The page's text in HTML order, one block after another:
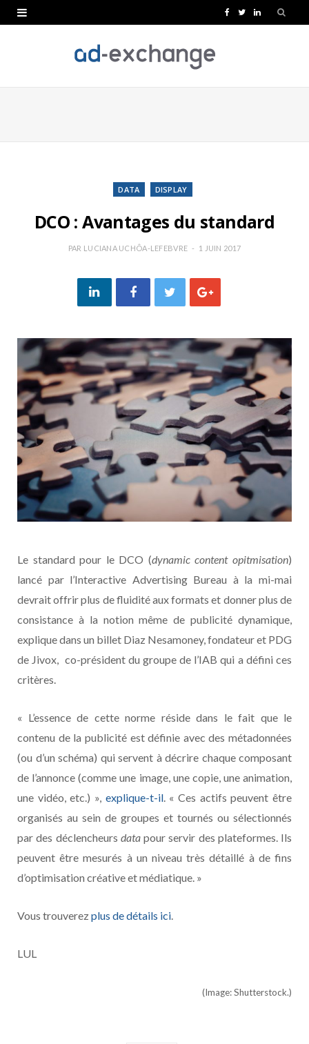
e
T
t
L
k
DATA DISPLAY
DCO : Avantages du standard
PAR LUCIANA UCHÔA-LEFEBVRE 1 JUIN 2017
Le standard pour le DCO (dynamic content opitmisation)
lancé par l’Interactive Advertising Bureau à la mi-mai
devrait offrir plus de fluidité aux formats et donner plus de
consistance à la notion même de publicité dynamique,
explique dans un billet Diaz Nesamoney, fondateur et PDG
de Jivox, co-président du groupe de l’IAB qui a défini ces
critères.
« L’essence de cette norme réside dans le fait que le
contenu de la publicité est définie avec des métadonnées
(ou d’un schéma) qui servent à décrire chaque composant
de l’annonce (comme une image, une copie, une animation,
une vidéo, etc.) », explique-t-il. « Ces actifs peuvent être
organisés au sein de groupes et tournés ou sélectionnés
par des déclencheurs data pour servir des plateformes. Ils
peuvent être mesurés à un niveau très détaillé à de fins
d’optimisation créative et médiatique. »
Vous trouverezplus de détails ici
LUL
(Image: Shutterstock.)